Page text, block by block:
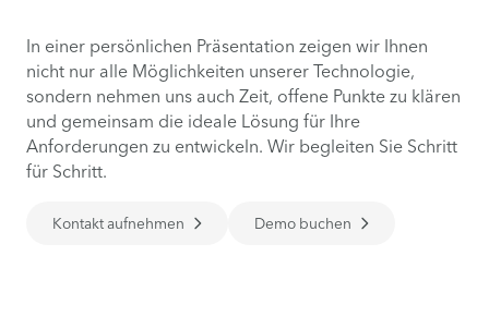
In einer persönlichen Präsentation zeigen wir Ihnen
nicht nur alle Möglichkeiten unserer Technologie,
sondern nehmen uns auch Zeit, offene Punkte zu klären
und gemeinsam die ideale Lösung für Ihre
Anforderungen zu entwickeln. Wir begleiten Sie Schritt
für Schritt.
Kontakt aufnehmen Demo buchen